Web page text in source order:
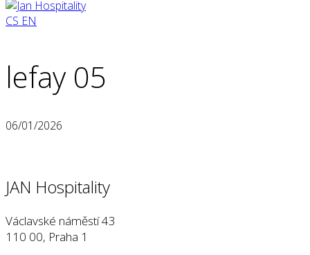
CS EN
lefay 05
06/01/2026
JAN Hospitality
Václavské náměstí 43
110 00, Praha 1